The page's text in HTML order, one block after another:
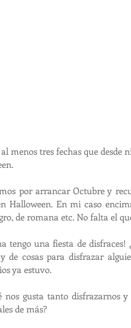
menos tres fechas que desde
por arrancar Octubre y
Halloween. En mi caso
de romana etc. No falta el
tengo una fiesta de
de cosas para disfrazar
ya estuvo.
nos gusta tanto disfrazarnos
de más?